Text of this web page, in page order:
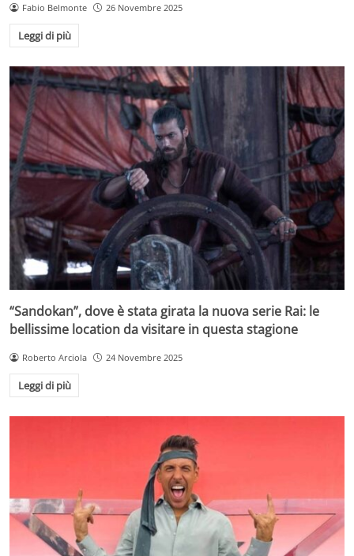
Fabio Belmonte 26 Novembre 2025
Leggi di più
“Sandokan”, dove è stata girata la nuova serie Rai: le
bellissime location da visitare in questa stagione
Roberto Arciola 24 Novembre 2025
Leggi di più